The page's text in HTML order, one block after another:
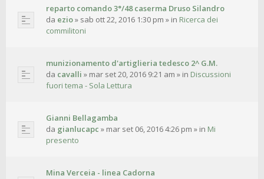
reparto comando 3°/48 caserma Druso Silandro
da ezio» sab ott 22, 2016 1:30 pm » in Ricerca dei
commilitoni
munizionamento d'artiglieria tedesco 2^ G.M.
da cavalli » mar set 20, 2016 9:21 am » in Discussioni
fuori tema - Sola Lettura
Gianni Bellagamba
da gianlucapc » mar set 06, 2016 4:26 pm » in Mi
presento
Mina Verceia - linea Cadorna